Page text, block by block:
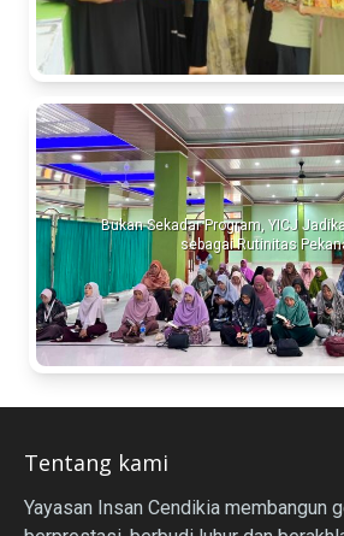
Bukan Sekadar Program, YICJ
sebagai Rutinitas
Tentang kami
Yayasan Insan Cendikia membangun